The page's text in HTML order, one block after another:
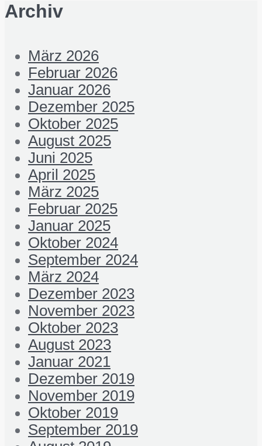
Archiv
März 2026
Februar 2026
Januar 2026
Dezember 2025
Oktober 2025
August 2025
Juni 2025
April 2025
März 2025
Februar 2025
Januar 2025
Oktober 2024
September 2024
März 2024
Dezember 2023
November 2023
Oktober 2023
August 2023
Januar 2021
Dezember 2019
November 2019
Oktober 2019
September 2019